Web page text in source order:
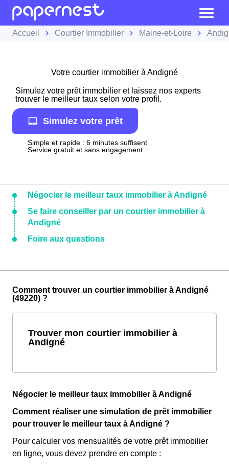
Accueil Courtier Immobilier Maine-et-Loire
Votre courtier immobilier à Andigné
Simulez votre prêt immobilier et laissez nos experts
trouver le meilleur taux selon votre profil.
Simulez votre prêt
Simple et rapide : 6 minutes suffisent
Service gratuit et sans engagement
Négocier le meilleur taux immobilier à Andigné
Se faire conseiller par un courtier immobilier à
Andigné
Foire aux questions
Comment trouver un courtier immobilier à Andigné
(49220) ?
Trouver mon courtier immobilier à
Andigné
Négocier le meilleur taux immobilier à Andigné
Comment réaliser une simulation de prêt immobilier
pour trouver le meilleur taux à Andigné ?
Pour calculer vos mensualités de votre prêt immobilier
en ligne, vous devez prendre en compte :